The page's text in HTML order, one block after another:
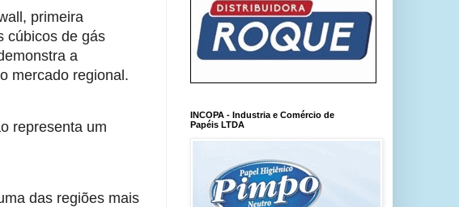
primeira
cúbicos de gás
a
mercado regional.
representa um
das regiões mais
INCOPA - Industria e Comércio de
Papéis LTDA